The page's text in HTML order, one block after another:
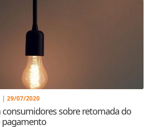
| 29/07/2020
consumidores sobre retomada do
pagamento